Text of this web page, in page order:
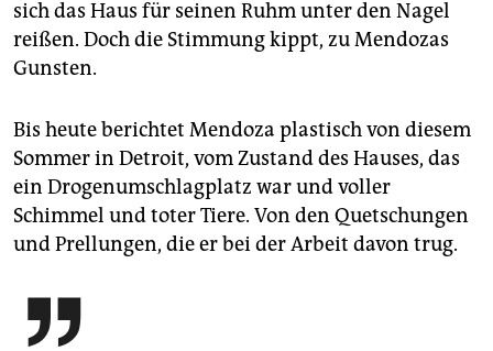
sich das Haus für seinen Ruhm unter den Nagel
reißen. Doch die Stimmung kippt, zu Mendozas
Gunsten.
Bis heute berichtet Mendoza plastisch von diesem
Sommer in Detroit, vom Zustand des Hauses, das
ein Drogenumschlagplatz war und voller
Schimmel und toter Tiere. Von den Quetschungen
und Prellungen, die er bei der Arbeit davon trug.
